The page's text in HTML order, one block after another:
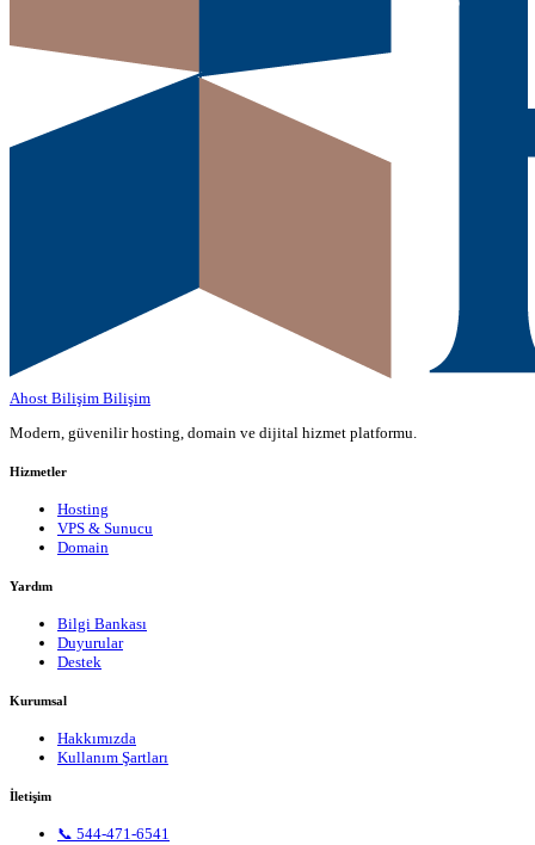
Ahost Bilişim Bilişim
Modern, güvenilir hosting, domain ve dijital hizmet platformu.
Hizmetler
Hosting
VPS & Sunucu
Domain
Yardım
Bilgi Bankası
Duyurular
Destek
Kurumsal
Hakkımızda
Kullanım Şartları
İletişim
📞 544-471-6541